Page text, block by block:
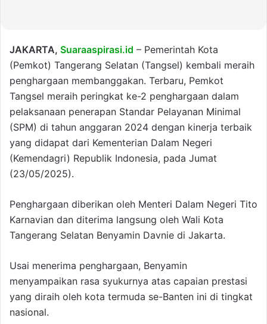
JAKARTA, Suaraaspirasi.id – Pemerintah Kota
(Pemkot) Tangerang Selatan (Tangsel) kembali meraih
penghargaan membanggakan. Terbaru, Pemkot
Tangsel meraih peringkat ke-2 penghargaan dalam
pelaksanaan penerapan Standar Pelayanan Minimal
(SPM) di tahun anggaran 2024 dengan kinerja terbaik
yang didapat dari Kementerian Dalam Negeri
(Kemendagri) Republik Indonesia, pada Jumat
(23/05/2025).
Penghargaan diberikan oleh Menteri Dalam Negeri Tito
Karnavian dan diterima langsung oleh Wali Kota
Tangerang Selatan Benyamin Davnie di Jakarta.
Usai menerima penghargaan, Benyamin
menyampaikan rasa syukurnya atas capaian prestasi
yang diraih oleh kota termuda se-Banten ini di tingkat
nasional.